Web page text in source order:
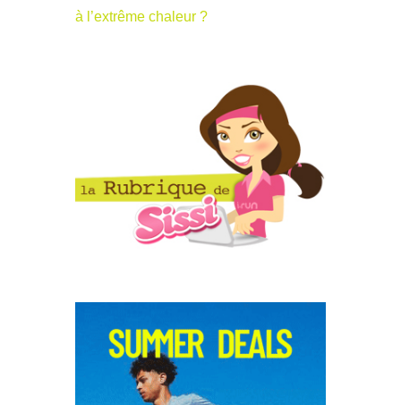
à l’extrême chaleur ?